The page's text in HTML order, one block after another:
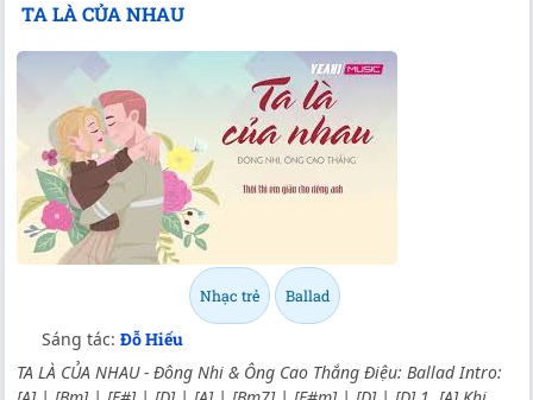
TA LÀ CỦA NHAU
Nhạc trẻ Ballad
Sáng tác: Đỗ Hiếu
TA LÀ CỦA NHAU - Đông Nhi & Ông Cao Thắng Điệu: Ballad Intro: